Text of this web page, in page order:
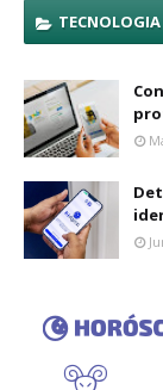
TECNOLOGIA